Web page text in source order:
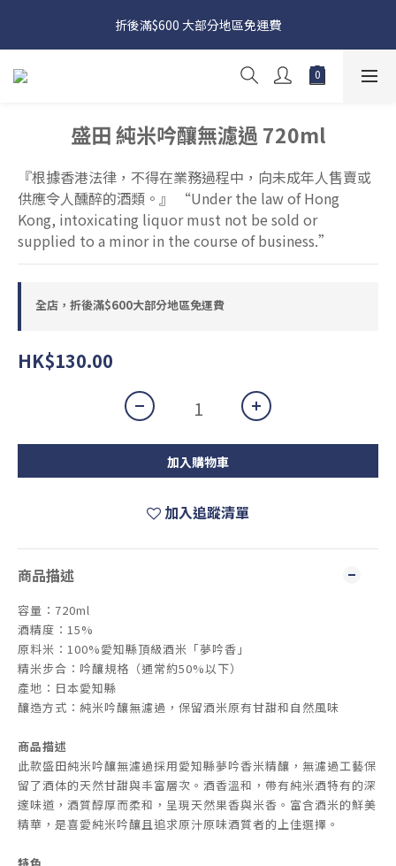
日本接近假期，貨源較不穩定；如想在 8 月 11 日至 8 月 15 日收
貨，請務必於 8 月 10 日前落單
折後滿$600 大部分地區免運費
日本接近假期，貨源較不穩定；如想在 8 月 11 日至 8 月 15 日收
貨，請務必於 8 月 10 日前落單
盛田 純米吟釀無濾過 720ml
『根據香港法律，不得在業務過程中，向未成年人售賣或
供應令人醺醉的酒類。』 “Under the law of Hong
Kong, intoxicating liquor must not be sold or
supplied to a minor in the course of business.”
全店，折後滿$600大部分地區免運費
HK$130.00
加入購物車
加入追蹤清單
商品描述
容量：720ml
酒精度：15%
原料米：100%愛知縣頂級酒米「夢吟香」
精米步合：吟釀規格（通常約50%以下）
產地：日本愛知縣
釀造方式：純米吟釀無濾過，保留酒米原有甘甜和自然風味
商品描述
此款盛田純米吟釀無濾過採用愛知縣夢吟香米精釀，無濾過工藝保
留了酒体的天然甘甜與丰富層次。酒香溫和，帶有純米酒特有的深
邃味道，酒質醇厚而柔和，呈現天然果香與米香。富含酒米的鮮美
精華，是喜愛純米吟釀且追求原汁原味酒質者的上佳選擇。